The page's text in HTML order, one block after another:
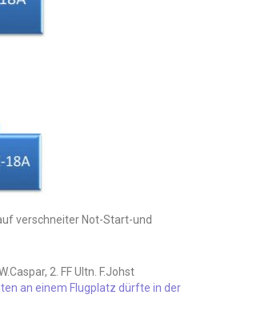
verschneiter Not-Start-und
2. FF Ultn. F.Johst
an einem Flugplatz dürfte in der